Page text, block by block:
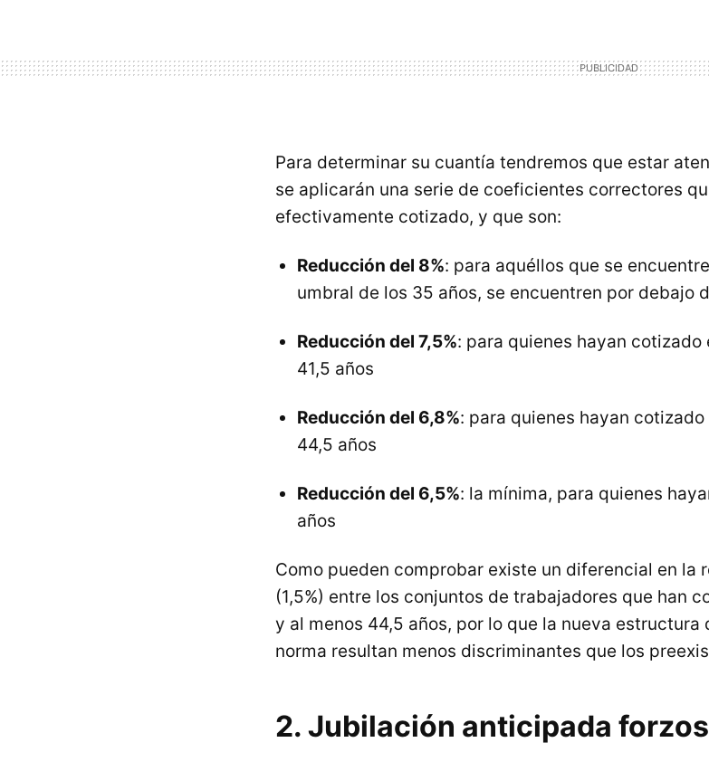
Para determinar su cuantía tendremos que estar
se aplicarán una serie de coeficientes correctores
efectivamente cotizado, y que son:
Reducción del 8%: para aquéllos que se
umbral de los 35 años, se encuentren por debajo
Reducción del 7,5%: para quienes hayan
41,5 años
Reducción del 6,8%: para quienes hayan
44,5 años
Reducción del 6,5%: la mínima, para quienes
años
Como pueden comprobar existe un diferencial en la
(1,5%) entre los conjuntos de trabajadores que han
y al menos 44,5 años, por lo que la nueva estructura
norma resultan menos discriminantes que los
2. Jubilación anticipada